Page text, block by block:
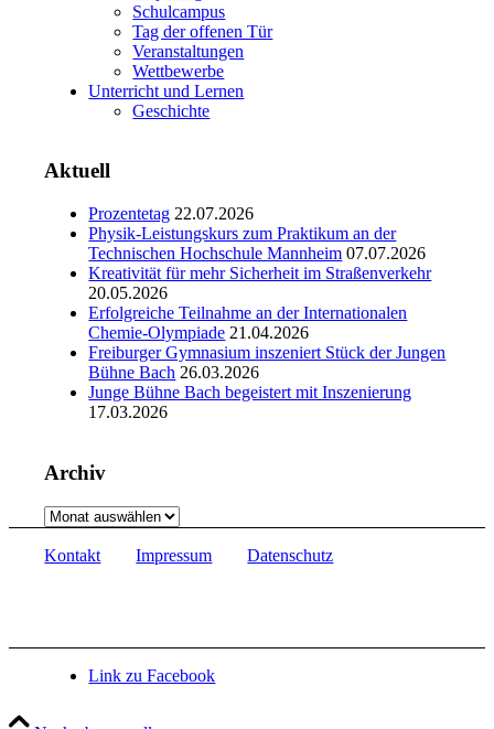
Schulcampus
Tag der offenen Tür
Veranstaltungen
Wettbewerbe
Unterricht und Lernen
Geschichte
Aktuell
Prozentetag 22.07.2026
Physik-Leistungskurs zum Praktikum an der
Technischen Hochschule Mannheim 07.07.2026
Kreativität für mehr Sicherheit im Straßenverkehr
20.05.2026
Erfolgreiche Teilnahme an der Internationalen
Chemie-Olympiade 21.04.2026
Freiburger Gymnasium inszeniert Stück der Jungen
Bühne Bach 26.03.2026
Junge Bühne Bach begeistert mit Inszenierung
17.03.2026
Archiv
Archiv
Kontakt Impressum Datenschutz
Link zu Facebook